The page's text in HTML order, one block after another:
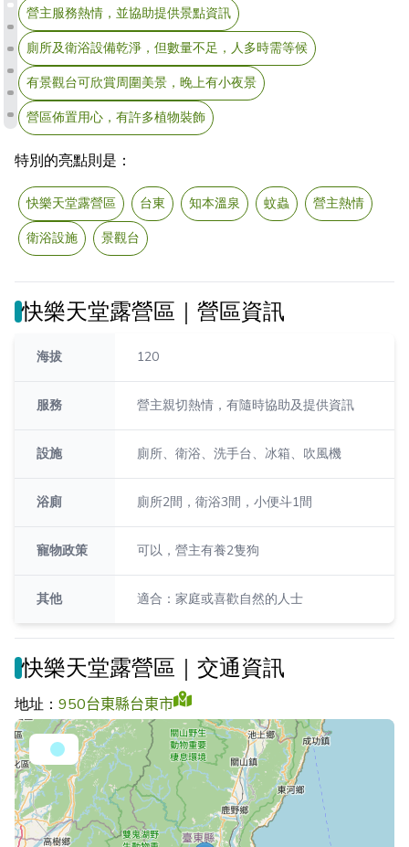
營主服務熱情，並協助提供景點資訊
廁所及衛浴設備乾淨，但數量不足，人多時需等候
有景觀台可欣賞周圍美景，晚上有小夜景
營區佈置用心，有許多植物裝飾
特別的亮點則是：
快樂天堂露營區 台東 知本溫泉 蚊蟲
營主熱情
衛浴設施
景觀台
快樂天堂露營區｜營區資訊
海拔 120
服務 營主親切熱情，有隨時協助及提供資訊
設施 廁所、衛浴、洗手台、冰箱、吹風機
浴廁 廁所2間，衛浴3間，小便斗1間
寵物政策 可以，營主有養2隻狗
其他 適合：家庭或喜歡自然的人士
快樂天堂露營區｜交通資訊
地址： 950台東縣台東市